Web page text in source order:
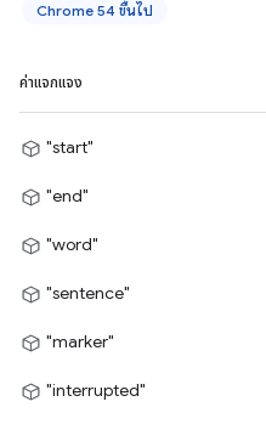
Chrome 54 ขึ้นไป
ค่าแจกแจง
"start"
"end"
"word"
"sentence"
"marker"
"interrupted"